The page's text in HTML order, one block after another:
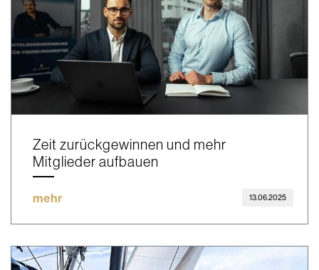
Zeit zurückgewinnen und mehr
Mitglieder aufbauen
mehr 13.06.2025